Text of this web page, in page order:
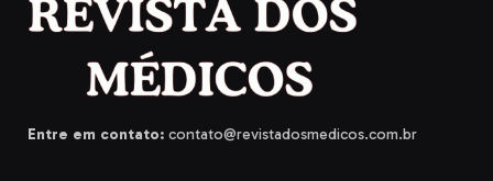
Entre em contato: contato@revistadosmedicos.com.br